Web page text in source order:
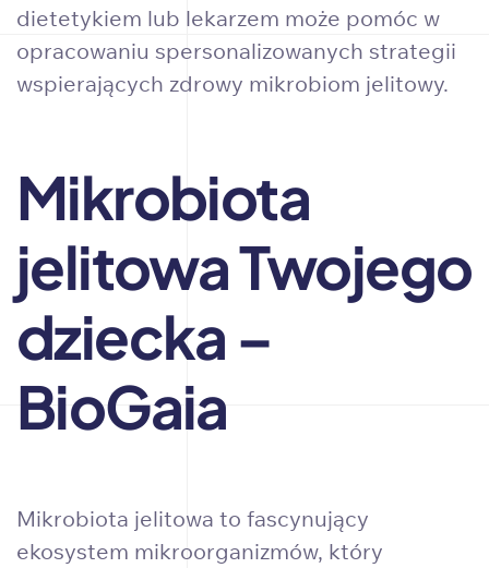
dietetykiem lub lekarzem może pomóc w
opracowaniu spersonalizowanych strategii
wspierających zdrowy mikrobiom jelitowy.
Mikrobiota
jelitowa Twojego
dziecka –
BioGaia
Mikrobiota jelitowa to fascynujący
ekosystem mikroorganizmów, który